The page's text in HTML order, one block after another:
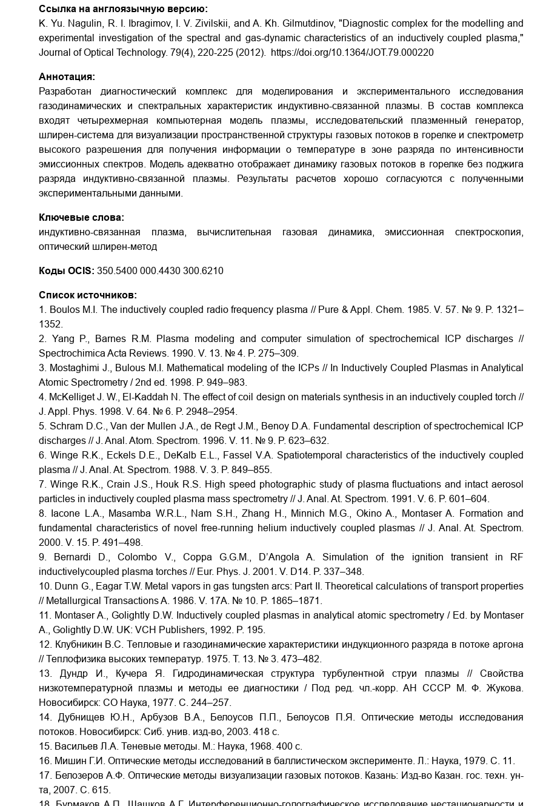
Ссылка на англоязычную версию:
K. Yu. Nagulin, R. I. Ibragimov, I. V. Zivilskii, and A. Kh. Gilmutdinov, "Diagnostic complex for the modelling and
experimental investigation of the spectral and gas-dynamic characteristics of an inductively coupled plasma,"
Journal of Optical Technology. 79(4), 220-225 (2012).
https://doi.org/10.1364/JOT.79.000220
Аннотация:
Разработан диагностический комплекс для моделирования и экспериментального исследования
газодинамических и спектральных характеристик индуктивно-связанной плазмы. В состав комплекса
входят четырехмерная компьютерная модель плазмы, исследовательский плазменный генератор,
шлирен-система для визуализации пространственной структуры газовых потоков в горелке и спектрометр
высокого разрешения для получения информации о температуре в зоне разряда по интенсивности
эмиссионных спектров. Модель адекватно отображает динамику газовых потоков в горелке без поджига
разряда индуктивно-связанной плазмы. Результаты расчетов хорошо согласуются с полученными
экспериментальными данными.
Ключевые слова:
индуктивно-связанная плазма, вычислительная газовая динамика, эмиссионная спектроскопия,
оптический шлирен-метод
Коды OCIS: 350.5400 000.4430 300.6210
Список источников:
1. Boulos M.I. The inductively coupled radio frequency plasma // Pure & Appl. Chem. 1985. V. 57. № 9. P. 1321–
1352.
2. Yang P., Barnes R.M. Plasma modeling and computer simulation of spectrochemical ICP discharges //
Spectrochimica Acta Reviews. 1990. V. 13. № 4. P. 275–309.
3. Mostaghimi J., Bulous M.I. Mathematical modeling of the ICPs // In Inductively Coupled Plasmas in Analytical
Atomic Spectrometry / 2nd ed. 1998. P. 949–983.
4. McKelliget J. W., El-Kaddah N. The effect of coil design on materials synthesis in an inductively coupled torch //
J. Appl. Phys. 1998. V. 64. № 6. P. 2948–2954.
5. Schram D.C., Van der Mullen J.A., de Regt J.M., Benoy D.A. Fundamental description of spectrochemical ICP
discharges // J. Anal. Atom. Spectrom. 1996. V. 11. № 9. P. 623–632.
6. Winge R.K., Eckels D.E., DeKalb E.L., Fassel V.A. Spatiotemporal characteristics of the inductively coupled
plasma // J. Anal. At. Spectrom. 1988. V. 3. P. 849–855.
7. Winge R.K., Crain J.S., Houk R.S. High speed photographic study of plasma fluctuations and intact aerosol
particles in inductively coupled plasma mass spectrometry // J. Anal. At. Spectrom. 1991. V. 6. P. 601–604.
8. Iacone L.A., Masamba W.R.L., Nam S.H., Zhang H., Minnich M.G., Okino A., Montaser A. Formation and
fundamental characteristics of novel free-running helium inductively coupled plasmas // J. Anal. At. Spectrom.
2000. V. 15. P. 491–498.
9. Bernardi D., Colombo V., Coppa G.G.M., D’Angola A. Simulation of the ignition transient in RF
inductivelycoupled plasma torches // Eur. Phys. J. 2001. V. D14. P. 337–348.
10. Dunn G., Eagar T.W. Metal vapors in gas tungsten arcs: Part II. Theoretical calculations of transport properties
// Metallurgical Transactions A. 1986. V. 17A. № 10. P. 1865–1871.
11. Montaser A., Golightly D.W. Inductively coupled plasmas in analytical atomic spectrometry / Ed. by Montaser
A., Golightly D.W. UK: VCH Publishers, 1992. P. 195.
12. Клубникин B.C. Тепловые и газодинамические характеристики индукционного разряда в потоке аргона
// Теплофизика высоких температур. 1975. Т. 13. № 3. 473–482.
13. Дундр И., Кучера Я. Гидродинамическая структура турбулентной струи плазмы // Свойства
низкотемпературной плазмы и методы ее диагностики / Под ред. чл.-корр. АН СССР М. Ф. Жукова.
Новосибирск: СО Наука, 1977. C. 244–257.
14. Дубнищев Ю.Н., Арбузов В.А., Белоусов П.П., Белоусов П.Я. Оптические методы исследования
потоков. Новосибирск: Сиб. унив. изд-во, 2003. 418 c.
15. Васильев Л.А. Теневые методы. М.: Наука, 1968. 400 c.
16. Мишин Г.И. Оптические методы исследований в баллистическом эксперименте. Л.: Наука, 1979. С. 11.
17. Белозеров А.Ф. Оптические методы визуализации газовых потоков. Казань: Изд-во Казан. гос. техн. ун-
та, 2007. С. 615.